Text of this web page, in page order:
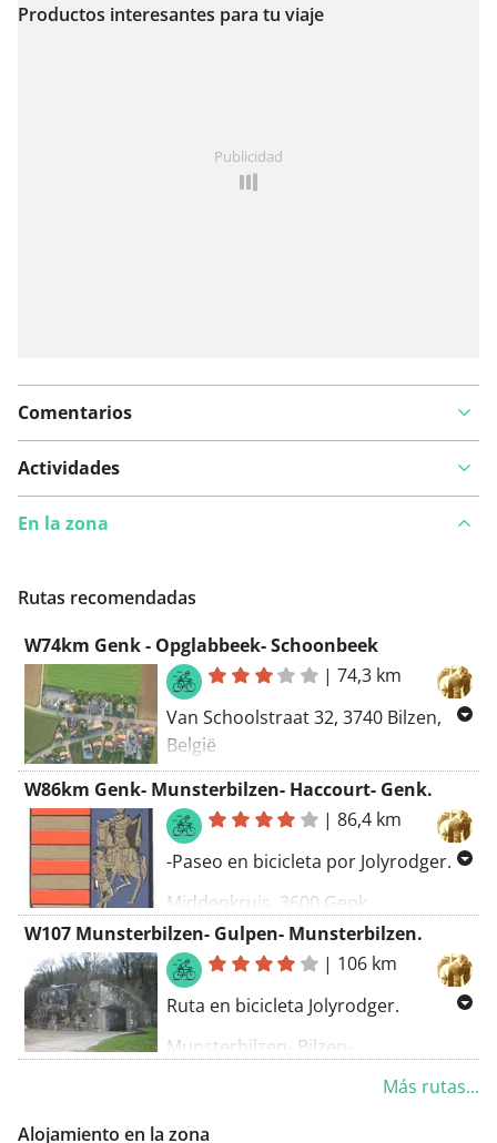
Ver en el mapa
Productos interesantes para tu viaje
Publicidad
Comentarios
Actividades
En la zona
Rutas recomendadas
W74km Genk - Opglabbeek- Schoonbeek
|74,3 km
Van Schoolstraat 32, 3740 Bilzen,
België
Naar Schoolstraat 25, 3740 Bilzen,
België
Routering Kortste - OSM
W86km Genk- Munsterbilzen- Haccourt- Genk.
|86,4 km
-Paseo en bicicleta por Jolyrodger.
Middenkruis, 3600 Genk
Boxbergheide, Flandes, Bélgica hacia
Munsterbilzen- Kanne- Ternaaien-
Haccourt- Heure Le Romain-
Houtain St. Siméon- Bitsingen-
Glaaien- Sluizen- Millen-
Genoelselderen- Rijkhoven- Alden
W107 Munsterbilzen- Gulpen- Munsterbilzen.
| 106 km
Ruta en bicicleta Jolyrodger.
Munsterbilzen- Bilzen-
Martenslinde- Kleine Spouwen-
Herderen- Valmeer- Z.Z. Bolder-
Wonck- Eben- Loen- Moelingen-
Más rutas...
Alojamiento en la zona